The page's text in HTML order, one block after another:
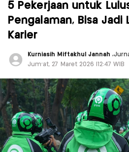
5 Pekerjaan untuk
Pengalaman, Bisa Jadi
Karier
Kurniasih Miftakhul Jannah,
Jum'at, 27 Maret 2026 |12:47 WIB